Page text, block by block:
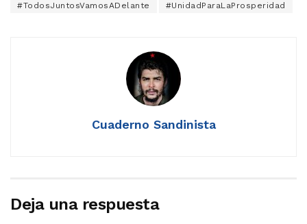
#TodosJuntosVamosADelante #UnidadParaLaProsperidad
Cuaderno Sandinista
Deja una respuesta